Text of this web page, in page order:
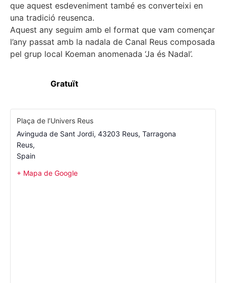
que aquest esdeveniment també es converteixi en
una tradició reusenca.
Aquest any seguim amb el format que vam començar
l’any passat amb la nadala de Canal Reus composada
pel grup local Koeman anomenada ‘Ja és Nadal’.
Gratuït
Plaça de l’Univers Reus
Avinguda de Sant Jordi, 43203 Reus, Tarragona
Reus,
Spain
+ Mapa de Google